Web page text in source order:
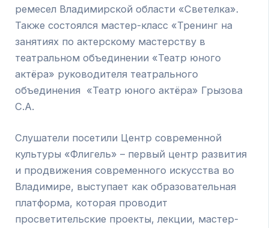
ремесел Владимирской области «Светелка».
Также состоялся мастер-класс «Тренинг на
занятиях по актерскому мастерству в
театральном объединении «Театр юного
актёра» руководителя театрального
объединения «Театр юного актёра» Грызова
С.А.
Слушатели посетили Центр современной
культуры «Флигель» – первый центр развития
и продвижения современного искусства во
Владимире, выступает как образовательная
платформа, которая проводит
просветительские проекты, лекции, мастер-